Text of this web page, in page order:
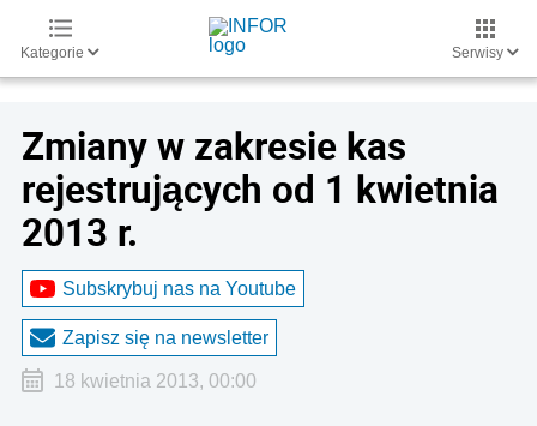
Kategorie Serwisy
Zmiany w zakresie kas
rejestrujących od 1 kwietnia
2013 r.
Subskrybuj nas na Youtube
Zapisz się na newsletter
18 kwietnia 2013, 00:00